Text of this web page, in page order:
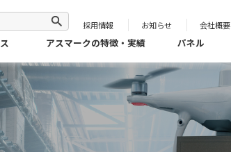
採用情報 お知らせ 会社概要
アスマークの特徴・実績 パネル